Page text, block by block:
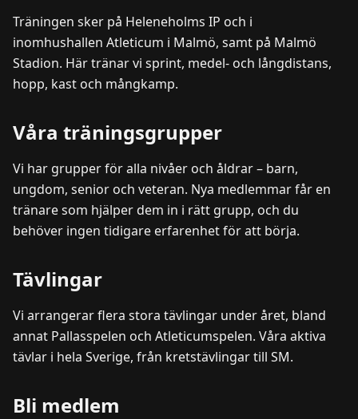
Träningen sker på Heleneholms IP och i
inomhushallen Atleticum i Malmö, samt på Malmö
Stadion. Här tränar vi sprint, medel- och långdistans,
hopp, kast och mångkamp.
Våra träningsgrupper
Vi har grupper för alla nivåer och åldrar – barn,
ungdom, senior och veteran. Nya medlemmar får en
tränare som hjälper dem in i rätt grupp, och du
behöver ingen tidigare erfarenhet för att börja.
Tävlingar
Vi arrangerar flera stora tävlingar under året, bland
annat Pallasspelen och Atleticumspelen. Våra aktiva
tävlar i hela Sverige, från kretstävlingar till SM.
Bli medlem